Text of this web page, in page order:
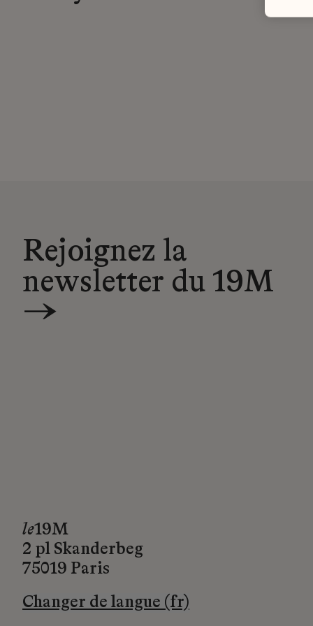
Rejoignez la
newsletter du 19M
→
le19M
2 pl Skanderbeg
75019 Paris
Changer de langue (fr)